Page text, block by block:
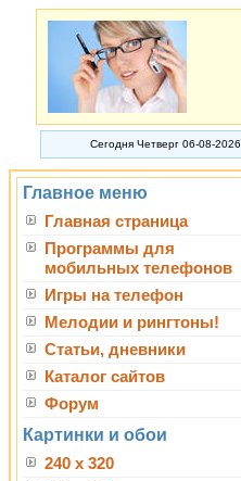
Сегодня Четверг 06-08-2026
Главное меню
Главная страница
Программы для
мобильных телефонов
Игры на телефон
Мелодии и рингтоны!
Статьи, дневники
Каталог сайтов
Форум
Картинки и обои
240 x 320